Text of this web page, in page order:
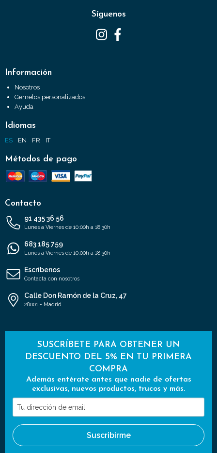
Síguenos
Información
Nosotros
Gemelos personalizados
Ayuda
Idiomas
ES EN FR IT
Métodos de pago
Contacto
91 435 36 56
Lunes a Viernes de 10:00h a 18:30h
683 185 759
Lunes a Viernes de 10:00h a 18:30h
Escríbenos
Contacta con nosotros
Calle Don Ramón de la Cruz, 47
28001 - Madrid
SUSCRÍBETE PARA OBTENER UN
DESCUENTO DEL 5% EN TU PRIMERA
COMPRA
Además entérate antes que nadie de ofertas
exclusivas, nuevos productos, trucos y más.
Tu
dirección
de
email
Suscribirme